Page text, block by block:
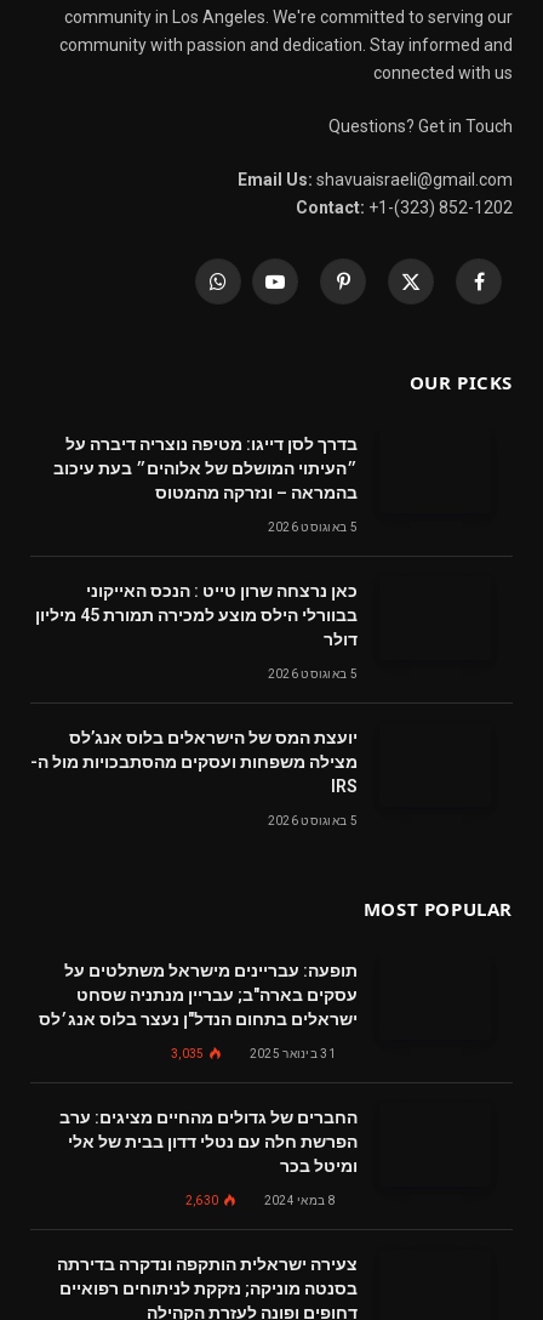
community in Los Angeles. We're committed to serving our
community with passion and dedication. Stay informed and
connected with us
Questions? Get in Touch
Email Us: shavuaisraeli@gmail.com
Contact: +1-(323) 852-1202
Facebook
X
Pinterest
YouTube
WhatsApp
OUR PICKS
בדרך לסן דייגו: מטיפה נוצריה דיברה על
״העיתוי המושלם של אלוהים״ בעת עיכוב
בהמראה – ונזרקה מהמטוס
5 באוגוסט 2026
‬דולר
5 באוגוסט 2026
‬מצילה‭ ‬משפחות‭ ‬ועסקים‭ ‬מהסתבכויות‭ ‬מול‭ ‬ה-
IRS
5 באוגוסט 2026
MOST POPULAR
תופעה: עבריינים מישראל משתלטים על
עסקים בארה"ב; עבריין מנתניה שסחט
ישראלים בתחום הנדל"ן נעצר בלוס אנג׳לס
31 בינואר 2025 3,035
החברים של גדולים מהחיים מציגים: ערב
הפרשת חלה עם נטלי דדון בבית של אלי
ומיטל בכר
8 במאי 2024 2,630
צעירה ישראלית הותקפה ונדקרה בדירתה
בסנטה מוניקה; נזקקת לניתוחים רפואיים
דחופים ופונה לעזרת הקהילה